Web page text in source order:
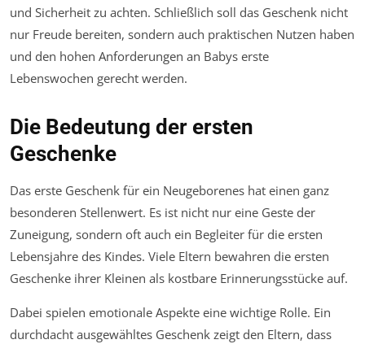
und Sicherheit zu achten. Schließlich soll das Geschenk nicht
nur Freude bereiten, sondern auch praktischen Nutzen haben
und den hohen Anforderungen an Babys erste
Lebenswochen gerecht werden.
Die Bedeutung der ersten
Geschenke
Das erste Geschenk für ein Neugeborenes hat einen ganz
besonderen Stellenwert. Es ist nicht nur eine Geste der
Zuneigung, sondern oft auch ein Begleiter für die ersten
Lebensjahre des Kindes. Viele Eltern bewahren die ersten
Geschenke ihrer Kleinen als kostbare Erinnerungsstücke auf.
Dabei spielen emotionale Aspekte eine wichtige Rolle. Ein
durchdacht ausgewähltes Geschenk zeigt den Eltern, dass